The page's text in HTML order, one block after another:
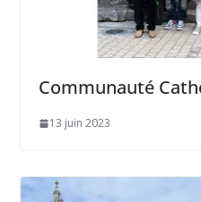
Communauté
13 juin 2023